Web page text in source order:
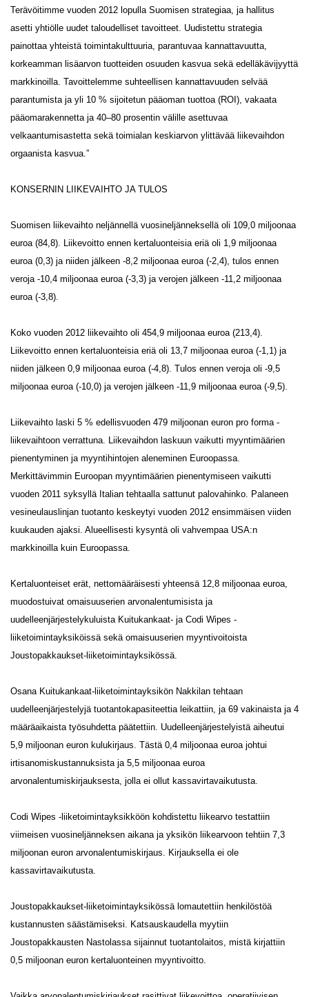
Terävöitimme vuoden 2012 lopulla Suomisen strategiaa, ja hallitus
asetti yhtiölle uudet taloudelliset tavoitteet. Uudistettu strategia
painottaa yhteistä toimintakulttuuria, parantuvaa kannattavuutta,
korkeamman lisäarvon tuotteiden osuuden kasvua sekä edelläkävijyyttä
markkinoilla. Tavoittelemme suhteellisen kannattavuuden selvää
parantumista ja yli 10 % sijoitetun pääoman tuottoa (ROI), vakaata
pääomarakennetta ja 40–80 prosentin välille asettuvaa
velkaantumisastetta sekä toimialan keskiarvon ylittävää liikevaihdon
orgaanista kasvua.”
KONSERNIN LIIKEVAIHTO JA TULOS
Suomisen liikevaihto neljännellä vuosineljänneksellä oli 109,0 miljoonaa
euroa (84,8). Liikevoitto ennen kertaluonteisia eriä oli 1,9 miljoonaa
euroa (0,3) ja niiden jälkeen -8,2 miljoonaa euroa (-2,4), tulos ennen
veroja -10,4 miljoonaa euroa (-3,3) ja verojen jälkeen -11,2 miljoonaa
euroa (-3,8).
Koko vuoden 2012 liikevaihto oli 454,9 miljoonaa euroa (213,4).
Liikevoitto ennen kertaluonteisia eriä oli 13,7 miljoonaa euroa (-1,1) ja
niiden jälkeen 0,9 miljoonaa euroa (-4,8). Tulos ennen veroja oli -9,5
miljoonaa euroa (-10,0) ja verojen jälkeen -11,9 miljoonaa euroa (-9,5).
Liikevaihto laski 5 % edellisvuoden 479 miljoonan euron pro forma -
liikevaihtoon verrattuna. Liikevaihdon laskuun vaikutti myyntimäärien
pienentyminen ja myyntihintojen aleneminen Euroopassa.
Merkittävimmin Euroopan myyntimäärien pienentymiseen vaikutti
vuoden 2011 syksyllä Italian tehtaalla sattunut palovahinko. Palaneen
vesineulauslinjan tuotanto keskeytyi vuoden 2012 ensimmäisen viiden
kuukauden ajaksi. Alueellisesti kysyntä oli vahvempaa USA:n
markkinoilla kuin Euroopassa.
Kertaluonteiset erät, nettomääräisesti yhteensä 12,8 miljoonaa euroa,
muodostuivat omaisuuserien arvonalentumisista ja
uudelleenjärjestelykuluista Kuitukankaat- ja Codi Wipes -
liiketoimintayksiköissä sekä omaisuuserien myyntivoitoista
Joustopakkaukset-liiketoimintayksikössä.
Osana Kuitukankaat-liiketoimintayksikön Nakkilan tehtaan
uudelleenjärjestelyjä tuotantokapasiteettia leikattiin, ja 69 vakinaista ja 4
määräaikaista työsuhdetta päätettiin. Uudelleenjärjestelyistä aiheutui
5,9 miljoonan euron kulukirjaus. Tästä 0,4 miljoonaa euroa johtui
irtisanomiskustannuksista ja 5,5 miljoonaa euroa
arvonalentumiskirjauksesta, jolla ei ollut kassavirtavaikutusta.
Codi Wipes -liiketoimintayksikköön kohdistettu liikearvo testattiin
viimeisen vuosineljänneksen aikana ja yksikön liikearvoon tehtiin 7,3
miljoonan euron arvonalentumiskirjaus. Kirjauksella ei ole
kassavirtavaikutusta.
Joustopakkaukset-liiketoimintayksikössä lomautettiin henkilöstöä
kustannusten säästämiseksi. Katsauskaudella myytiin
Joustopakkausten Nastolassa sijainnut tuotantolaitos, mistä kirjattiin
0,5 miljoonan euron kertaluonteinen myyntivoitto.